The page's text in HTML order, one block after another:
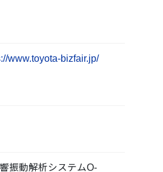
www.toyota-bizfair.jp/
響振動解析システムO-